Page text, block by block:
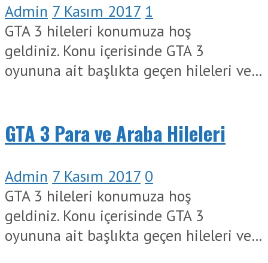
Admin 7 Kasım 2017 1
GTA 3 hileleri konumuza hoş
geldiniz. Konu içerisinde GTA 3
oyununa ait başlıkta geçen hileleri ve…
GTA 3 Para ve Araba Hileleri
Admin 7 Kasım 2017 0
GTA 3 hileleri konumuza hoş
geldiniz. Konu içerisinde GTA 3
oyununa ait başlıkta geçen hileleri ve…